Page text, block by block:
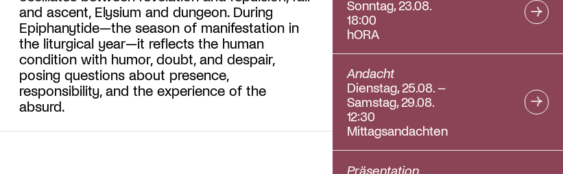
and ascent, Elysium and dungeon. During
Epiphanytide—the season of manifestation in
the liturgical year—it reflects the human
condition with humor, doubt, and despair,
posing questions about presence,
responsibility, and the experience of the
absurd.
Sonntag, 23.08.
18:00
hORA
Andacht
Dienstag, 25.08. –
Samstag, 29.08.
12:30
Mittagsandachten
Präsentation